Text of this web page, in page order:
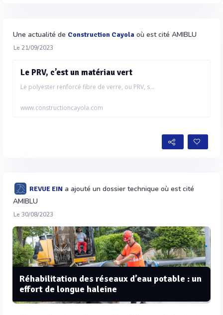
Une actualité de Construction Cayola où est cité AMIBLU
Le 21/09/2023
Le PRV, c’est un matériau vert
Le polyester renforcé fibre de verre, ou PRV, s...
www.constructioncayola.com
REVUE EIN a ajouté un dossier technique où est cité
AMIBLU
Le 30/08/2023
Réhabilitation des réseaux d’eau potable : un
effort de longue haleine